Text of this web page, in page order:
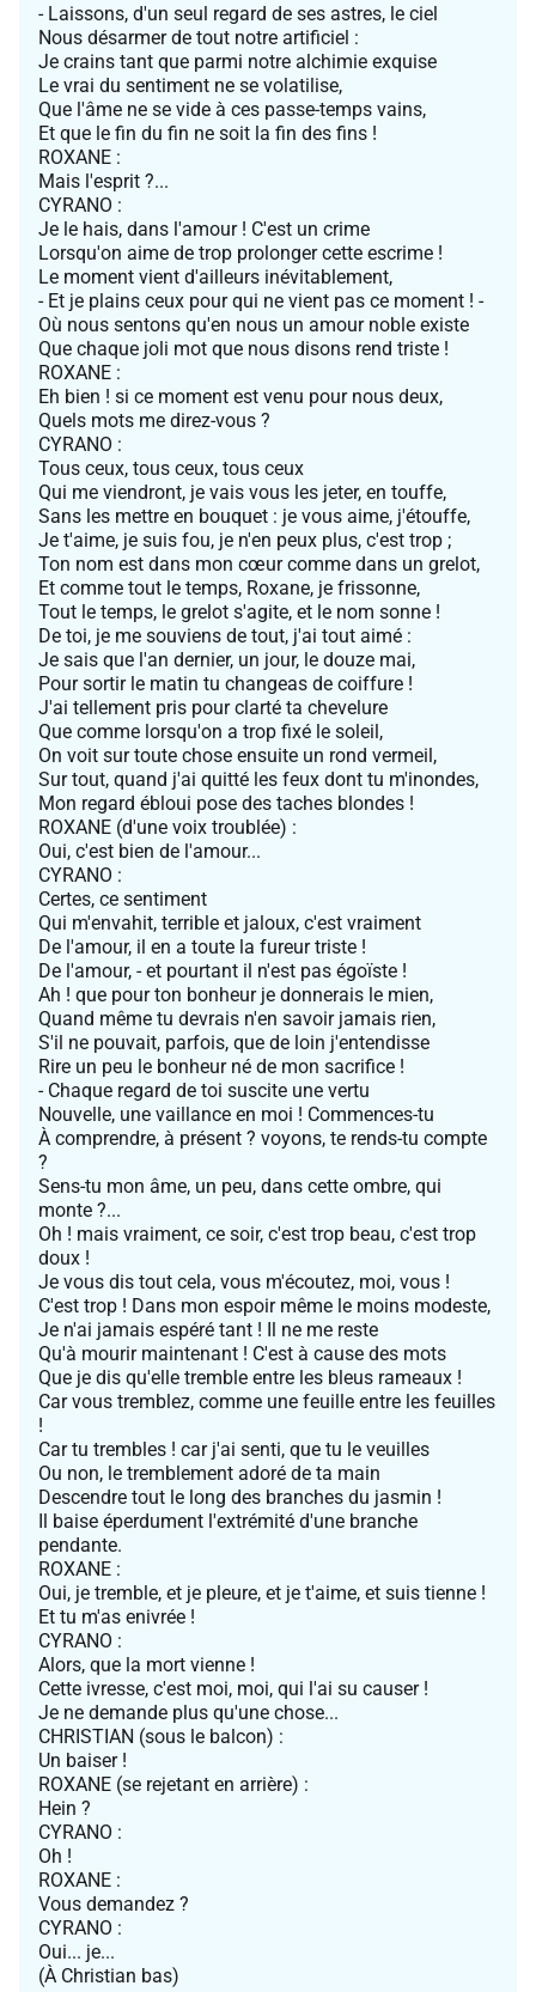
- Laissons, d'un seul regard de ses astres, le ciel
Nous désarmer de tout notre artificiel :
Je crains tant que parmi notre alchimie exquise
Le vrai du sentiment ne se volatilise,
Que l'âme ne se vide à ces passe-temps vains,
Et que le fin du fin ne soit la fin des fins !
ROXANE :
Mais l'esprit ?...
CYRANO :
Je le hais, dans l'amour ! C'est un crime
Lorsqu'on aime de trop prolonger cette escrime !
Le moment vient d'ailleurs inévitablement,
- Et je plains ceux pour qui ne vient pas ce moment ! -
Où nous sentons qu'en nous un amour noble existe
Que chaque joli mot que nous disons rend triste !
ROXANE :
Eh bien ! si ce moment est venu pour nous deux,
Quels mots me direz-vous ?
CYRANO :
Tous ceux, tous ceux, tous ceux
Qui me viendront, je vais vous les jeter, en touffe,
Sans les mettre en bouquet : je vous aime, j'étouffe,
Je t'aime, je suis fou, je n'en peux plus, c'est trop ;
Ton nom est dans mon cœur comme dans un grelot,
Et comme tout le temps, Roxane, je frissonne,
Tout le temps, le grelot s'agite, et le nom sonne !
De toi, je me souviens de tout, j'ai tout aimé :
Je sais que l'an dernier, un jour, le douze mai,
Pour sortir le matin tu changeas de coiffure !
J'ai tellement pris pour clarté ta chevelure
Que comme lorsqu'on a trop fixé le soleil,
On voit sur toute chose ensuite un rond vermeil,
Sur tout, quand j'ai quitté les feux dont tu m'inondes,
Mon regard ébloui pose des taches blondes !
ROXANE (d'une voix troublée) :
Oui, c'est bien de l'amour...
CYRANO :
Certes, ce sentiment
Qui m'envahit, terrible et jaloux, c'est vraiment
De l'amour, il en a toute la fureur triste !
De l'amour, - et pourtant il n'est pas égoïste !
Ah ! que pour ton bonheur je donnerais le mien,
Quand même tu devrais n'en savoir jamais rien,
S'il ne pouvait, parfois, que de loin j'entendisse
Rire un peu le bonheur né de mon sacrifice !
- Chaque regard de toi suscite une vertu
Nouvelle, une vaillance en moi ! Commences-tu
À comprendre, à présent ? voyons, te rends-tu compte
?
Sens-tu mon âme, un peu, dans cette ombre, qui
monte ?...
Oh ! mais vraiment, ce soir, c'est trop beau, c'est trop
doux !
Je vous dis tout cela, vous m'écoutez, moi, vous !
C'est trop ! Dans mon espoir même le moins modeste,
Je n'ai jamais espéré tant ! Il ne me reste
Qu'à mourir maintenant ! C'est à cause des mots
Que je dis qu'elle tremble entre les bleus rameaux !
Car vous tremblez, comme une feuille entre les feuilles
!
Car tu trembles ! car j'ai senti, que tu le veuilles
Ou non, le tremblement adoré de ta main
Descendre tout le long des branches du jasmin !
Il baise éperdument l'extrémité d'une branche
pendante.
ROXANE :
Oui, je tremble, et je pleure, et je t'aime, et suis tienne !
Et tu m'as enivrée !
CYRANO :
Alors, que la mort vienne !
Cette ivresse, c'est moi, moi, qui l'ai su causer !
Je ne demande plus qu'une chose...
CHRISTIAN (sous le balcon) :
Un baiser !
ROXANE (se rejetant en arrière) :
Hein ?
CYRANO :
Oh !
ROXANE :
Vous demandez ?
CYRANO :
Oui... je...
(À Christian bas)